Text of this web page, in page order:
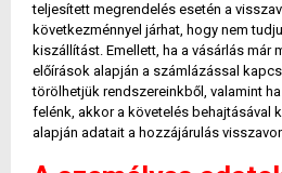
teljesített megrendelés esetén a
következménnyel járhat, hogy nem
kiszállítást. Emellett, ha a vásárlás már
előírások alapján a számlázással
törölhetjük rendszereinkből, valamint
felénk, akkor a követelés behajtásával
alapján adatait a hozzájárulás